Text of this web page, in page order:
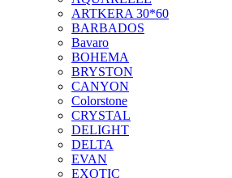
ARTKERA 30*60
BARBADOS
Bavaro
BOHEMA
BRYSTON
CANYON
Colorstone
CRYSTAL
DELIGHT
DELTA
EVAN
EXOTIC